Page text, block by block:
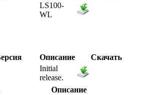
LS100-
WL
Описание
Скачать
Initial
release.
Описание